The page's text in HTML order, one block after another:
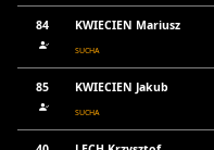
84 KWIECIEN Mariusz
SUCHA
85 KWIECIEN Jakub
SUCHA